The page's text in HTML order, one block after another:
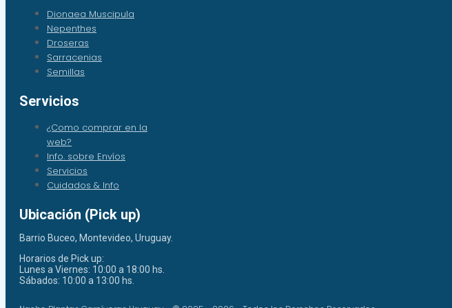
Dionaea Muscipula
Nepenthes
Droseras
Sarracenias
Semillas
Servicios
¿Como comprar en la
web?
Info. sobre Envíos
Servicios
Cuidados & Info
Ubicación (Pick up)
Barrio Buceo, Montevideo, Uruguay.
Horarios de Pick up:
Lunes a Viernes: 10:00 a 18:00 hs.
Sábados: 10:00 a 13:00 hs.